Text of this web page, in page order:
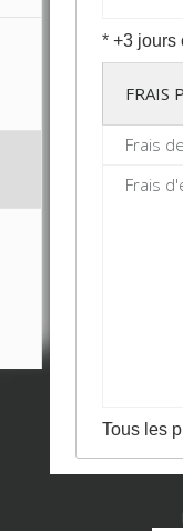
* +3 jours
FRAIS
Frais
Frais
Tous les